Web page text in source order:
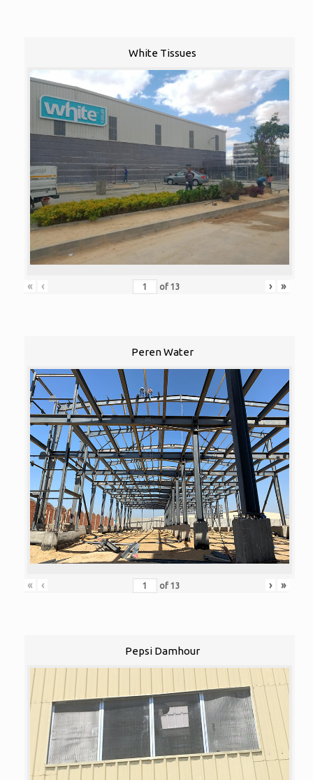
White Tissues
« ‹ of 13 › »
Peren Water
« ‹ of 13 › »
Pepsi Damhour